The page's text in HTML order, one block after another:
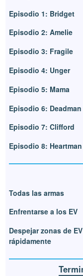
Episodio 1: Bridget
Episodio 2: Amelie
Episodio 3: Fragile
Episodio 4: Unger
Episodio 5: Mama
Episodio 6: Deadman
Episodio 7: Clifford
Episodio 8: Heartman
Todas las armas
Enfrentarse a los EV
Despejar zonas de EV
rápidamente